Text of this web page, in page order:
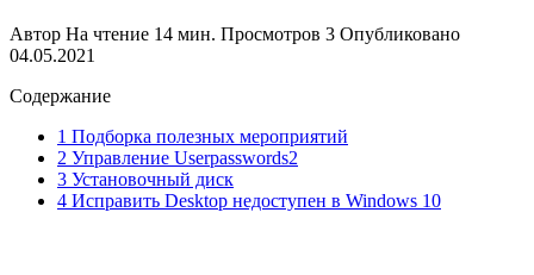
Автор На чтение 14 мин. Просмотров 3 Опубликовано
04.05.2021
Содержание
1 Подборка полезных мероприятий
2 Управление Userpasswords2
3 Установочный диск
4 Исправить Desktop недоступен в Windows 10